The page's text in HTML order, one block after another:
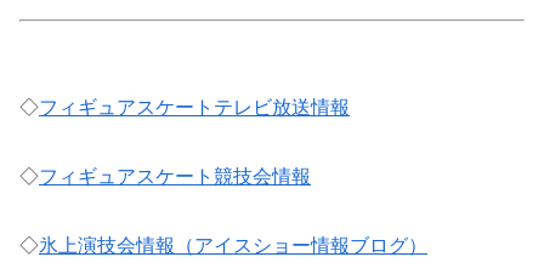
◇フィギュアスケートテレビ放送情報
◇フィギュアスケート競技会情報
◇氷上演技会情報（アイスショー情報ブログ）